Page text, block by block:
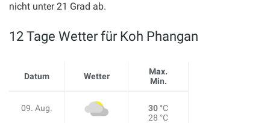
nicht unter 21 Grad ab.
12 Tage Wetter für Koh Phangan
Datum Wetter
Max.
Min.
09. Aug. 30 °C
28 °C